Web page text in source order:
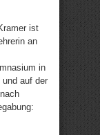
ist
an
in
und auf der